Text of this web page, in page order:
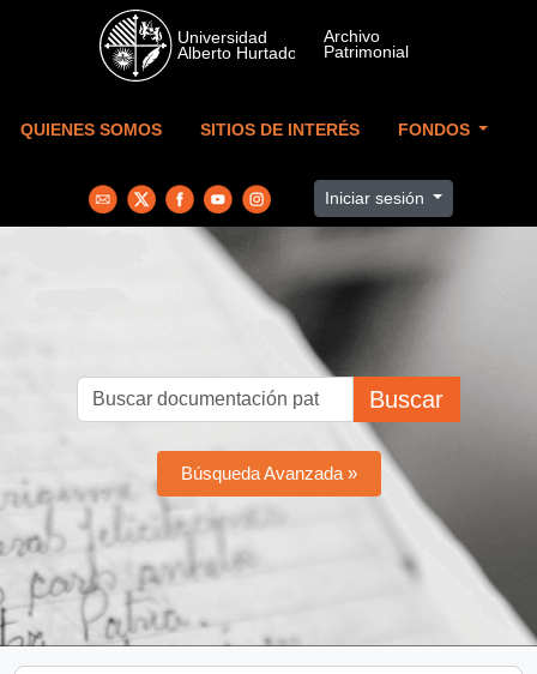
Skip to main content
QUIENES SOMOS SITIOS DE INTERÉS FONDOS
Iniciar sesión
Buscar
Búsqueda Avanzada »